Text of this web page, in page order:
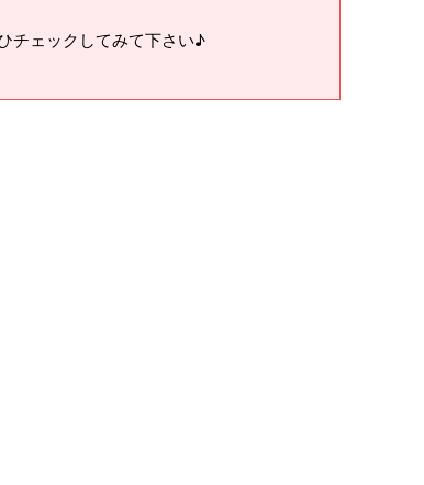
チェックしてみて下さい♪